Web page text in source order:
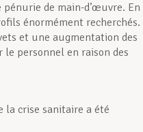
de main-d’œuvre. En
énormément
et une augmentation des
le personnel en raison des
la crise sanitaire a été